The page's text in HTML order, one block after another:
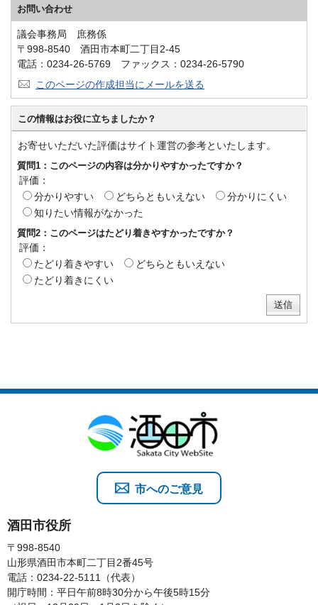
お問い合わせ
議会事務局 庶務係
〒998-8540 酒田市本町二丁目2-45
電話：0234-26-5769 ファックス：0234-26-5790
このページの作成担当にメールを送る
この情報はお役に立ちましたか？
お寄せいただいた評価はサイト運営の参考といたします。
質問1：このページの内容は分かりやすかったですか？
評価：
分かりやすい
どちらともいえない
分かりにくい
知りたい情報がなかった
質問2：このページはたどり着きやすかったですか？
評価：
たどり着きやすい
どちらともいえない
たどり着きにくい
酒田市役所
〒998-8540
山形県酒田市本町二丁目2番45号
電話：0234-22-5111（代表）
開庁時間：平日午前8時30分から午後5時15分
市へのご意見